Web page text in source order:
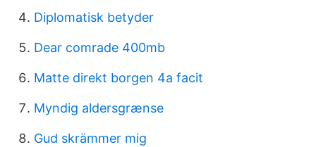
Diplomatisk betyder
Dear comrade 400mb
Matte direkt borgen 4a facit
Myndig aldersgrænse
Gud skrämmer mig